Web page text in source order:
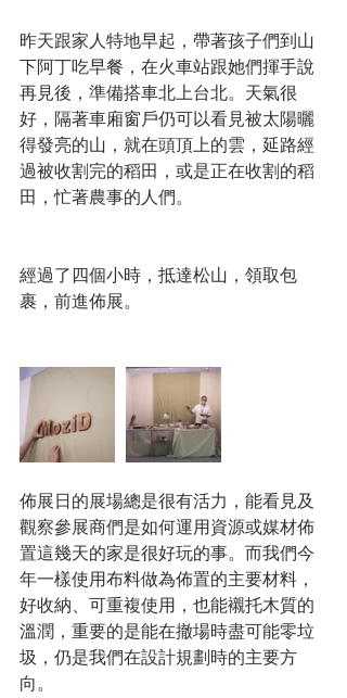
昨天跟家人特地早起，帶著孩子們到山
下阿丁吃早餐，在火車站跟她們揮手說
再見後，準備搭車北上台北。天氣很
好，隔著車廂窗戶仍可以看見被太陽曬
得發亮的山，就在頭頂上的雲，延路經
過被收割完的稻田，或是正在收割的稻
田，忙著農事的人們。
經過了四個小時，抵達松山，領取包
裹，前進佈展。
佈展日的展場總是很有活力，能看見及
觀察參展商們是如何運用資源或媒材佈
置這幾天的家是很好玩的事。而我們今
年一樣使用布料做為佈置的主要材料，
好收納、可重複使用，也能襯托木質的
溫潤，重要的是能在撤場時盡可能零垃
圾，仍是我們在設計規劃時的主要方
向。